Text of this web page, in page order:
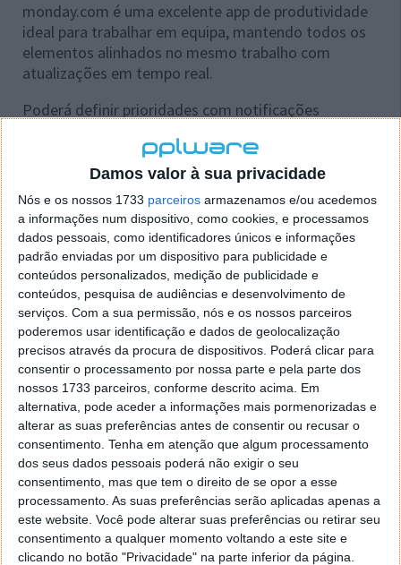
Damos valor à sua privacidade
Nós e os nossos 1733 parceiros armazenamos e/ou acedemos
a informações num dispositivo, como cookies, e processamos
dados pessoais, como identificadores únicos e informações
padrão enviadas por um dispositivo para publicidade e
conteúdos personalizados, medição de publicidade e
conteúdos, pesquisa de audiências e desenvolvimento de
serviços. Com a sua permissão, nós e os nossos parceiros
poderemos usar identificação e dados de geolocalização
precisos através da procura de dispositivos. Poderá clicar para
consentir o processamento por nossa parte e pela parte dos
nossos 1733 parceiros, conforme descrito acima. Em
alternativa, pode aceder a informações mais pormenorizadas e
alterar as suas preferências antes de consentir ou recusar o
consentimento. Tenha em atenção que algum processamento
dos seus dados pessoais poderá não exigir o seu
consentimento, mas que tem o direito de se opor a esse
processamento. As suas preferências serão aplicadas apenas a
este website. Você pode alterar suas preferências ou retirar seu
consentimento a qualquer momento voltando a este site e
clicando no botão "Privacidade" na parte inferior da página.
monday.com é uma excelente app de produtividade
ideal para trabalhar em equipa, mantendo todos os
elementos alinhados no mesmo trabalho com
atualizações em tempo real.
Poderá definir prioridades com notificações
ter acesso ao seu trabalho em qualquer lugar e
momento, entre muitas outras opções.